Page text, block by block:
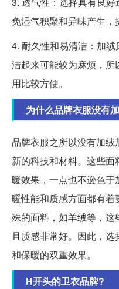
免湿气积聚和异味产生，
4. 耐久性和易清洁：加
洁起来可能较为麻烦，
用比较方便。
为什么品牌衣服没有
品牌衣服之所以没有加
新的科技和材料。这些
暖效果，一点也不逊色
暖性能和质感方面都有
殊的面料，如羊绒等，
且质感非常好。因此，
和保暖的双重效果。
H开头的卫衣品牌?